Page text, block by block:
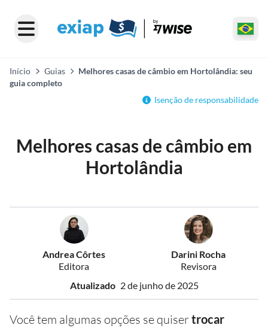
Início Guias
Melhores casas de câmbio em Hortolândia: seu
guia completo
Isenção de responsabilidade
Melhores casas de câmbio em
Hortolândia
Andrea Côrtes
Editora
Darini Rocha
Revisora
Atualizado 2 de junho de 2025
Você tem algumas opções se quisertrocar